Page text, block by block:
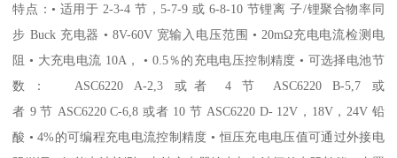
特点：• 适用于 2-3-4 节，5-7-9 或 6-8-10 节锂离 子/锂聚合物率同
步 Buck 充电器 • 8V-60V 宽输入电压范围 • 20mΩ充电电流检测电
阻 • 大充电电流 10A， • 0.5％的充电电压控制精度 • 可选择电池节
数： ASC6220 A-2,3 或者 4 节 ASC6220 B-5,7 或
者 9 节 ASC6220 C-6,8 或者 10 节 ASC6220 D- 12V，18V，24V 铅
酸 • 4%的可编程充电电流控制精度 • 恒压充电电压值可通过外接电